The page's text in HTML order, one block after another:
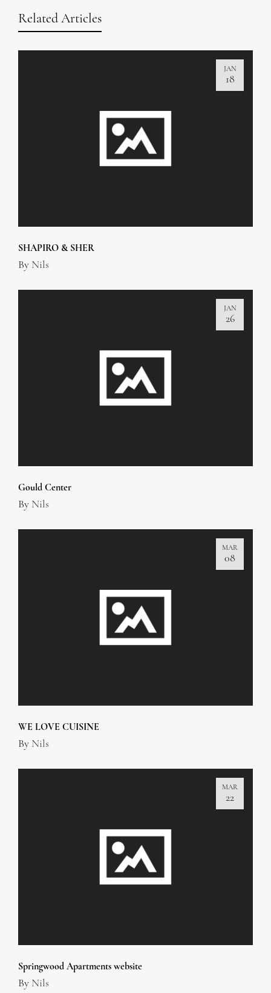
Related Articles
JAN
18
SHAPIRO & SHER
By Nils
JAN
26
Gould Center
By Nils
MAR
08
WE LOVE CUISINE
By Nils
MAR
22
Springwood Apartments website
By Nils